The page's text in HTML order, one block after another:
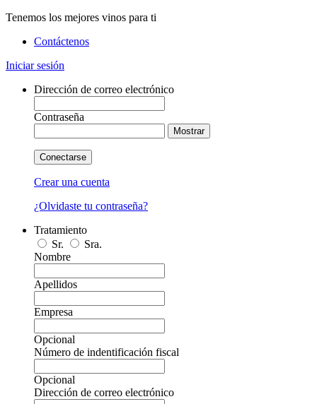
Tenemos los mejores vinos para ti
Contáctenos
Iniciar sesión
Dirección de correo electrónico
Contraseña
Mostrar
Conectarse
Crear una cuenta
¿Olvidaste tu contraseña?
Tratamiento
Sr.
Sra.
Nombre
Apellidos
Empresa
Opcional
Número de indentificación fiscal
Opcional
Dirección de correo electrónico